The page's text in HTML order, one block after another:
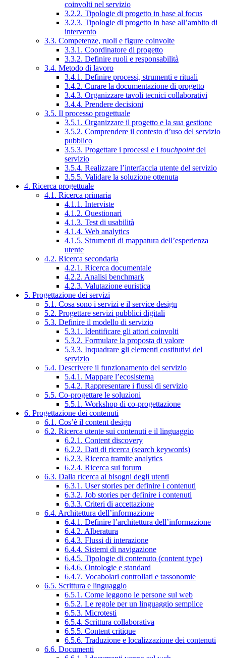
coinvolti nel servizio
3.2.2. Tipologie di progetto in base al focus
3.2.3. Tipologie di progetto in base all’ambito di
intervento
3.3. Competenze, ruoli e figure coinvolte
3.3.1. Coordinatore di progetto
3.3.2. Definire ruoli e responsabilità
3.4. Metodo di lavoro
3.4.1. Definire processi, strumenti e rituali
3.4.2. Curare la documentazione di progetto
3.4.3. Organizzare tavoli tecnici collaborativi
3.4.4. Prendere decisioni
3.5. Il processo progettuale
3.5.1. Organizzare il progetto e la sua gestione
3.5.2. Comprendere il contesto d’uso del servizio
pubblico
3.5.3. Progettare i processi e i touchpointdel
servizio
3.5.4. Realizzare l’interfaccia utente del servizio
3.5.5. Validare la soluzione ottenuta
4. Ricerca progettuale
4.1. Ricerca primaria
4.1.1. Interviste
4.1.2. Questionari
4.1.3. Test di usabilità
4.1.4. Web analytics
4.1.5. Strumenti di mappatura dell’esperienza
utente
4.2. Ricerca secondaria
4.2.1. Ricerca documentale
4.2.2. Analisi benchmark
4.2.3. Valutazione euristica
5. Progettazione dei servizi
5.1. Cosa sono i servizi e il service design
5.2. Progettare servizi pubblici digitali
5.3. Definire il modello di servizio
5.3.1. Identificare gli attori coinvolti
5.3.2. Formulare la proposta di valore
5.3.3. Inquadrare gli elementi costitutivi del
servizio
5.4. Descrivere il funzionamento del servizio
5.4.1. Mappare l’ecosistema
5.4.2. Rappresentare i flussi di servizio
5.5. Co-progettare le soluzioni
5.5.1. Workshop di co-progettazione
6. Progettazione dei contenuti
6.1. Cos’è il content design
6.2. Ricerca utente sui contenuti e il linguaggio
6.2.1. Content discovery
6.2.2. Dati di ricerca (search keywords)
6.2.3. Ricerca tramite analytics
6.2.4. Ricerca sui forum
6.3. Dalla ricerca ai bisogni degli utenti
6.3.1. User stories per definire i contenuti
6.3.2. Job stories per definire i contenuti
6.3.3. Criteri di accettazione
6.4. Architettura dell’informazione
6.4.1. Definire l’architettura dell’informazione
6.4.2. Alberatura
6.4.3. Flussi di interazione
6.4.4. Sistemi di navigazione
6.4.5. Tipologie di contenuto (content type)
6.4.6. Ontologie e standard
6.4.7. Vocabolari controllati e tassonomie
6.5. Scrittura e linguaggio
6.5.1. Come leggono le persone sul web
6.5.2. Le regole per un linguaggio semplice
6.5.3. Microtesti
6.5.4. Scrittura collaborativa
6.5.5. Content critique
6.5.6. Traduzione e localizzazione dei contenuti
6.6. Documenti